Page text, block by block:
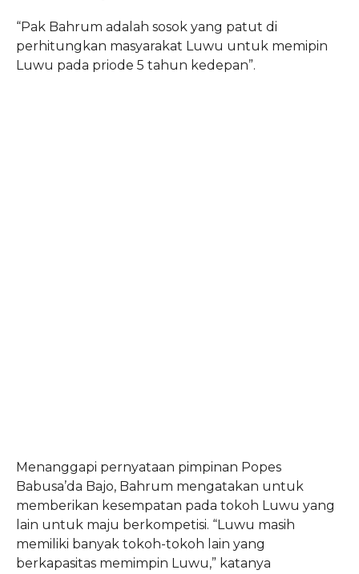
“Pak Bahrum adalah sosok yang patut di
perhitungkan masyarakat Luwu untuk memipin
Luwu pada priode 5 tahun kedepan”.
Menanggapi pernyataan pimpinan Popes
Babusa’da Bajo, Bahrum mengatakan untuk
memberikan kesempatan pada tokoh Luwu yang
lain untuk maju berkompetisi. “Luwu masih
memiliki banyak tokoh-tokoh lain yang
berkapasitas memimpin Luwu,” katanya